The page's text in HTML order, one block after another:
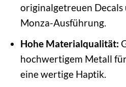
originalgetreuen
Monza-Ausführung.
Hohe Materialqualität:
hochwertigem Metall
eine wertige Haptik.